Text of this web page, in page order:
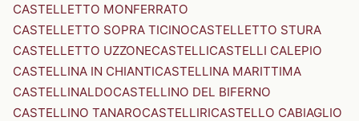
CASTELLETTO MONFERRATO
CASTELLETTO SOPRA TICINOCASTELLETTO STURA
CASTELLETTO UZZONECASTELLICASTELLI CALEPIO
CASTELLINA IN CHIANTICASTELLINA MARITTIMA
CASTELLINALDOCASTELLINO DEL BIFERNO
CASTELLINO TANAROCASTELLIRICASTELLO CABIAGLIO